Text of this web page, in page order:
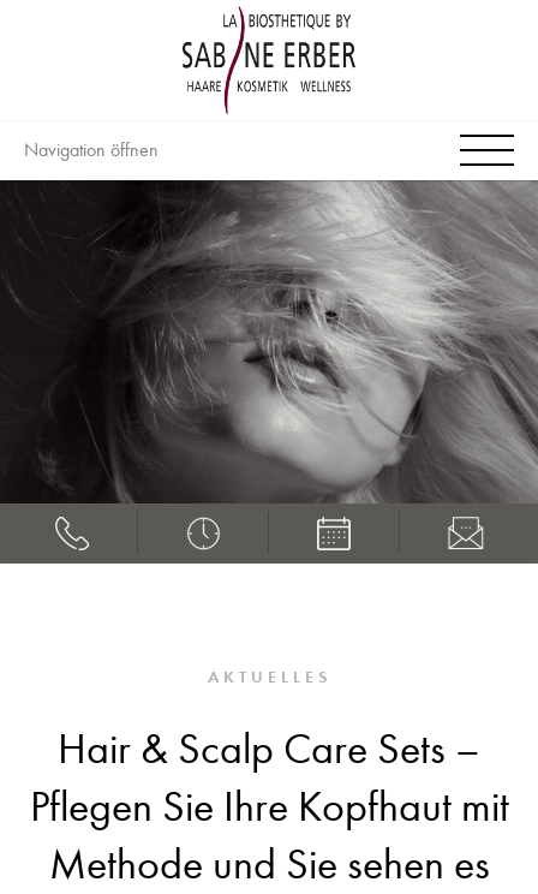
Navigation öffnen
AKTUELLES
Hair & Scalp Care Sets –
Pflegen Sie Ihre Kopfhaut mit
Methode und Sie sehen es